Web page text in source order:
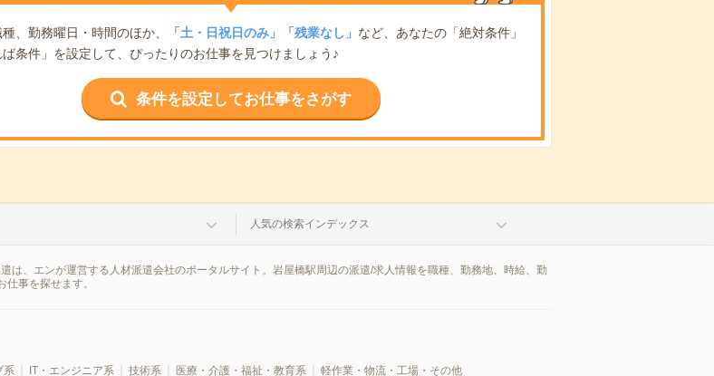
、勤務曜日・時間のほか、 「土・日祝日のみ」「残業なし」 など、あなたの「絶対条件」
条件」を設定して、ぴったりのお仕事を見つけましょう♪
条件を設定してお仕事をさがす
人気の検索インデックス
は、エンが運営する人材派遣会社のポータルサイト。岩屋橋駅周辺の派遣/求人情報を職種、勤務地、時給、勤
事を探せます。
系 IT・エンジニア系 技術系 医療・介護・福祉・教育系 軽作業・物流・工場・その他